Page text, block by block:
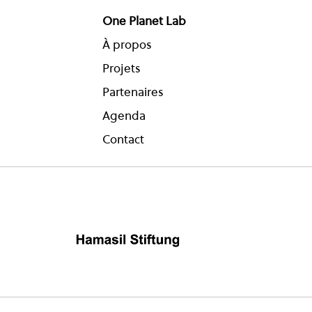
One Planet Lab
À propos
Projets
Partenaires
Agenda
Contact